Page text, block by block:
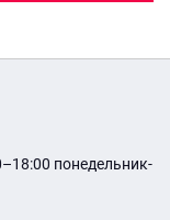
понедельник-